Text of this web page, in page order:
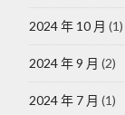
2024 年 10 月 (1)
2024 年 9 月 (2)
2024 年 7 月 (1)